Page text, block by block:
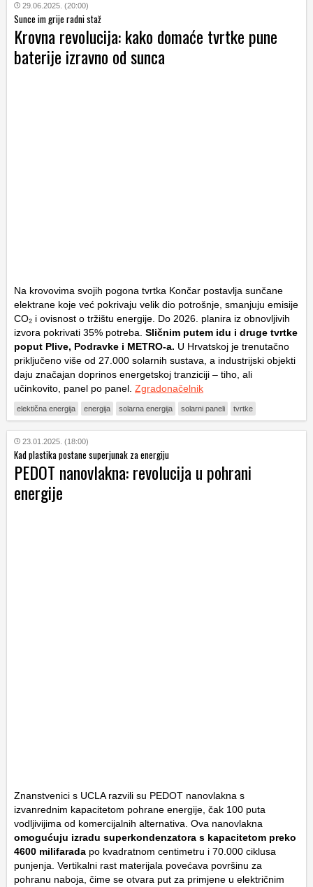
29.06.2025. (20:00)
Sunce im grije radni staž
Krovna revolucija: kako domaće tvrtke pune
baterije izravno od sunca
Na krovovima svojih pogona tvrtka Končar postavlja sunčane
elektrane koje već pokrivaju velik dio potrošnje, smanjuju emisije
CO₂ i ovisnost o tržištu energije. Do 2026. planira iz obnovljivih
izvora pokrivati 35% potreba. Sličnim putem idu i druge tvrtke
poput Plive, Podravke i METRO-a. U Hrvatskoj je trenutačno
priključeno više od 27.000 solarnih sustava, a industrijski objekti
daju značajan doprinos energetskoj tranziciji – tiho, ali
učinkovito, panel po panel. Zgradonačelnik
elektična energija energija solarna energija solarni paneli tvrtke
23.01.2025. (18:00)
Kad plastika postane superjunak za energiju
PEDOT nanovlakna: revolucija u pohrani
energije
Znanstvenici s UCLA razvili su PEDOT nanovlakna s
izvanrednim kapacitetom pohrane energije, čak 100 puta
vodljivijima od komercijalnih alternativa. Ova nanovlakna
omogućuju izradu superkondenzatora s kapacitetom preko
4600 milifarada po kvadratnom centimetru i 70.000 ciklusa
punjenja. Vertikalni rast materijala povećava površinu za
pohranu naboja, čime se otvara put za primjene u električnim